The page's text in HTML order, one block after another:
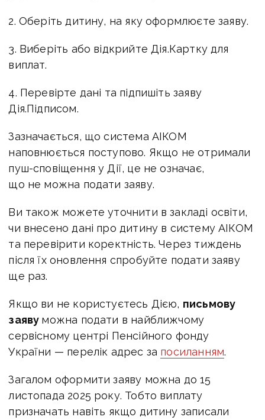
2. Оберіть дитину, на яку оформлюєте заяву.
3. Виберіть або відкрийте Дія.Картку для
виплат.
4. Перевірте дані та підпишіть заяву
Дія.Підписом.
Зазначається, що система АІКОМ
наповнюється поступово. Якщо не отримали
пуш-сповіщення у Дії, це не означає,
що не можна подати заяву.
Ви також можете уточнити в закладі освіти,
чи внесено дані про дитину в систему АІКОМ
та перевірити коректність. Через тиждень
після їх оновлення спробуйте подати заяву
ще раз.
Якщо ви не користуєтесь Дією, письмову
заяву можна подати в найближчому
сервісному центрі Пенсійного фонду
України — перелік адрес за посиланням.
Загалом оформити заяву можна до 15
листопада 2025 року. Тобто виплату
призначать навіть якщо дитину записали